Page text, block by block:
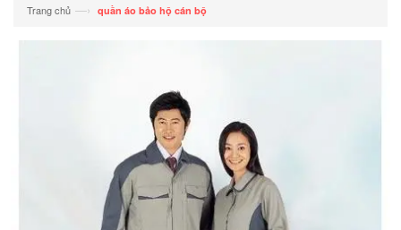
Trang chủ —› quần áo bảo hộ cán bộ